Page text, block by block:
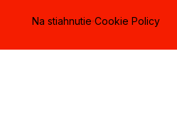
Na stiahnutie Cookie Policy